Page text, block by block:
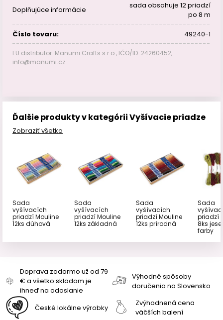
Doplňujúce informácie
sada obsahuje 12 priadzí
po 8 m
Číslo tovaru: 49240-1
EU distributor: Manumi Crafts s.r.o., IČO/ID: 24260452,
info@manumi.cz
Ďalšie produkty v kategórii Vyšívacie priadze
Zobraziť všetko
Sada
vyšívacích
priadzí Mouline
12ks dúhová
Sada
vyšívacích
priadzí Mouline
12ks základná
Sada
vyšívacích
priadzí Mouline
12ks prírodná
Sada
priadzí
8ks
farby
Doprava zadarmo už od 79
€ a všetko skladom je
ihneď na odoslanie
Výhodné spôsoby
doručenia na Slovensko
České lokálne výrobky
Zvýhodnená cena
väčších balení